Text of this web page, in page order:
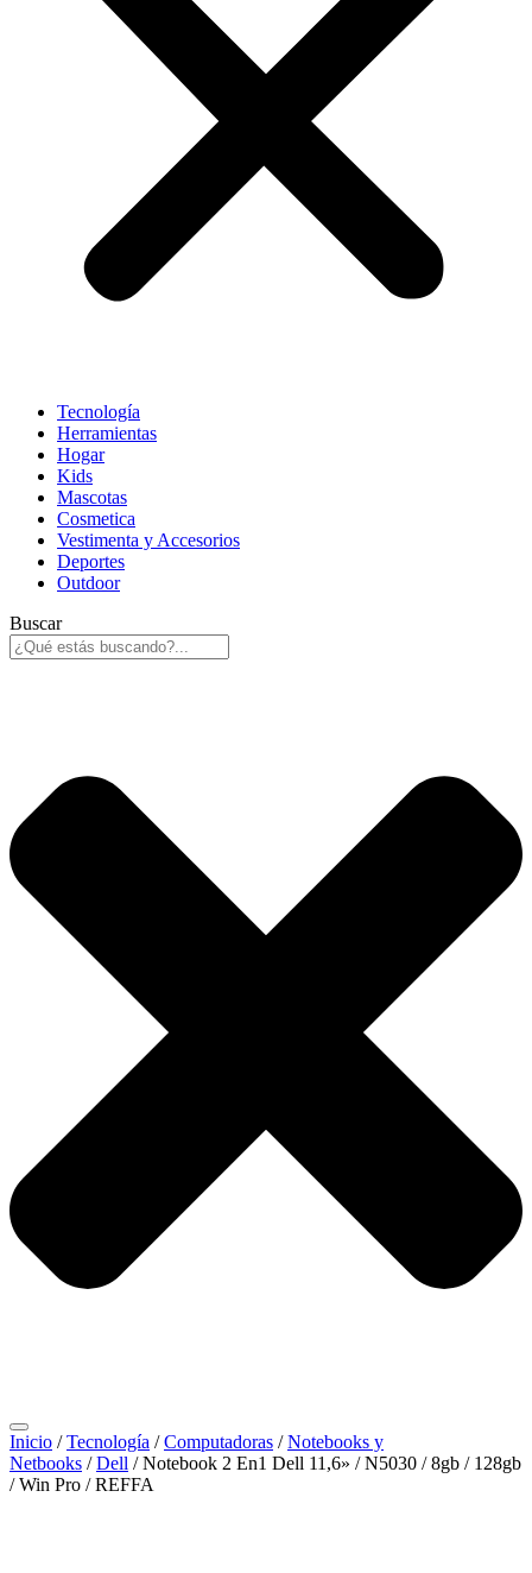
Tecnología
Herramientas
Hogar
Kids
Mascotas
Cosmetica
Vestimenta y Accesorios
Deportes
Outdoor
Buscar
Inicio /Tecnología /Computadoras /Notebooks y
Netbooks /Dell / Notebook 2 En1 Dell 11,6» / N5030 / 8gb / 128gb
/ Win Pro / REFFA